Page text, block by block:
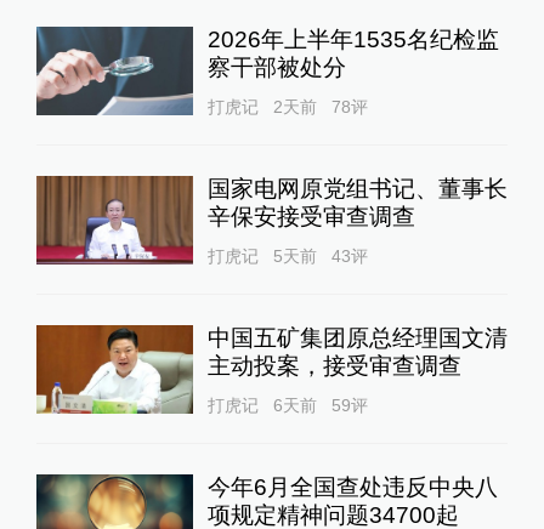
2026年上半年1535名纪检监
察干部被处分
打虎记 2天前 78评
国家电网原党组书记、董事长
辛保安接受审查调查
打虎记 5天前 43评
中国五矿集团原总经理国文清
主动投案，接受审查调查
打虎记 6天前 59评
今年6月全国查处违反中央八
项规定精神问题34700起